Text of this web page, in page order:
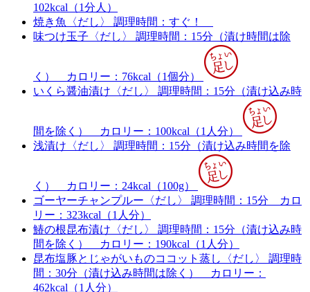
102kcal（1分人）
焼き魚〈だし〉
調理時間：すぐ！
味つけ玉子〈だし〉
調理時間：15分（漬け時間は除
く）
カロリー：76kcal（1個分）
いくら醤油漬け〈だし〉
調理時間：15分（漬け込み時
間を除く）
カロリー：100kcal（1人分）
浅漬け〈だし〉
調理時間：15分（漬け込み時間を除
く）
カロリー：24kcal（100g）
ゴーヤーチャンプルー〈だし〉
調理時間：15分
カロ
リー：323kcal（1人分）
鰆の根昆布漬け〈だし〉
調理時間：15分（漬け込み時
間を除く）
カロリー：190kcal（1人分）
昆布塩豚とじゃがいものココット蒸し〈だし〉
調理時
間：30分（漬け込み時間は除く）
カロリー：
462kcal（1人分）